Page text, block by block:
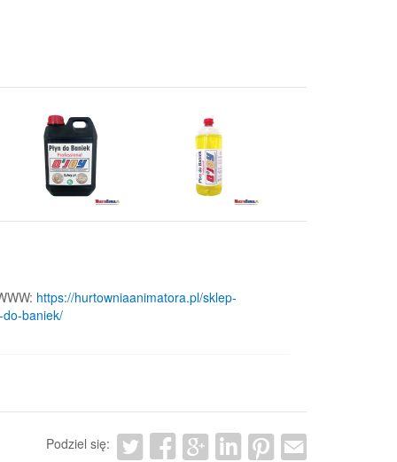
https://hurtowniaanimatora.pl/sklep-
baniek/
Podziel się: